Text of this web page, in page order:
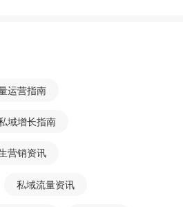
运营指南
域增长指南
营销资讯
私域流量资讯